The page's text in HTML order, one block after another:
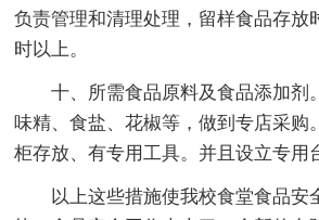
负责管理和清理处理，留样食品存放
时以上。
十、所需食品原料及食品添加剂
味精、食盐、花椒等，做到专店采购
柜存放、有专用工具。并且设立专用
以上这些措施使我校食堂食品安